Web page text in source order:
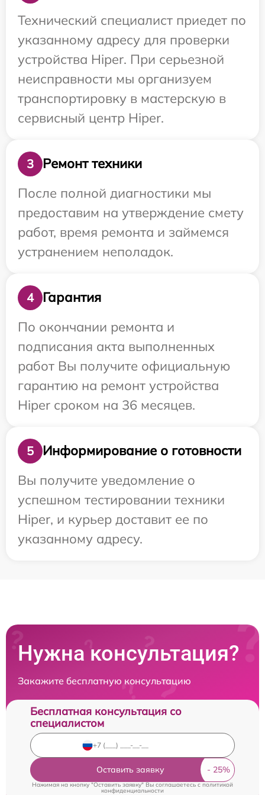
Технический специалист приедет по
указанному адресу для проверки
устройства Hiper. При серьезной
неисправности мы организуем
транспортировку в мастерскую в
сервисный центр Hiper.
3
Ремонт техники
После полной диагностики мы
предоставим на утверждение смету
работ, время ремонта и займемся
устранением неполадок.
4
Гарантия
По окончании ремонта и
подписания акта выполненных
работ Вы получите официальную
гарантию на ремонт устройства
Hiper сроком на 36 месяцев.
5
Информирование о готовности
Вы получите уведомление о
успешном тестировании техники
Hiper, и курьер доставит ее по
указанному адресу.
Нужна консультация?
Закажите бесплатную консультацию
Бесплатная консультация со
специалистом
Оставить заявку
Нажимая на кнопку "Оставить заявку" Вы соглашаетесь cполитикой
конфиденциальности